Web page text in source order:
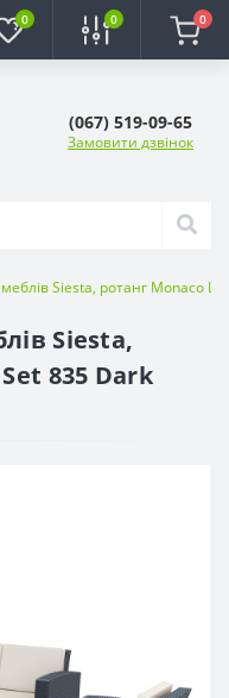
0 0 0
(067) 519-09-65
Замовити дзвінок
Siesta, ротанг Monaco
Siesta,
835 Dark